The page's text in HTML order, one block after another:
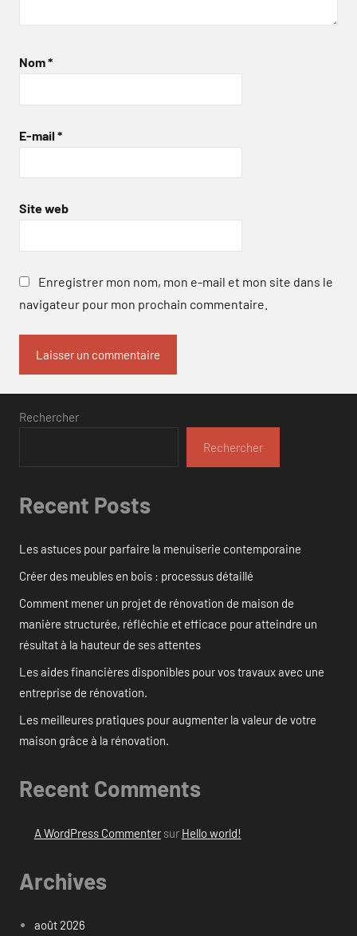
Nom*
E-mail *
Site web
Enregistrer mon nom, mon e-mail et mon site dans le
navigateur pour mon prochain commentaire.
Rechercher
Rechercher
Recent Posts
Les astuces pour parfaire la menuiserie contemporaine
Créer des meubles en bois : processus détaillé
Comment mener un projet de rénovation de maison de
manière structurée, réfléchie et efficace pour atteindre un
résultat à la hauteur de ses attentes
Les aides financières disponibles pour vos travaux avec une
entreprise de rénovation.
Les meilleures pratiques pour augmenter la valeur de votre
maison grâce à la rénovation.
Recent Comments
A WordPress Commentersur Hello world!
Archives
août 2026